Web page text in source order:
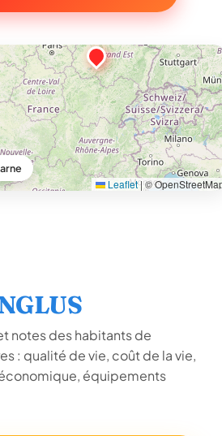
Leaflet|©
notes des habitants de
: qualité de vie, coût de la vie,
équipements